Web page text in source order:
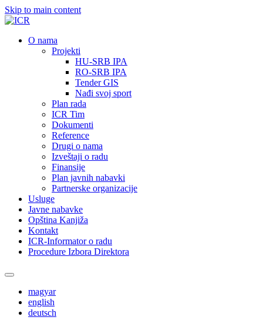
Skip to main content
О nama
Projekti
HU-SRB IPA
RO-SRB IPA
Tender GIS
Nađi svoj sport
Plan rada
ICR Tim
Dokumenti
Reference
Drugi o nama
Izveštaji o radu
Finansije
Plan javnih nabavki
Partnerske organizacije
Usluge
Javne nabavke
Opština Kanjiža
Kontakt
ICR-Informator o radu
Procedure Izbora Direktora
magyar
english
deutsch